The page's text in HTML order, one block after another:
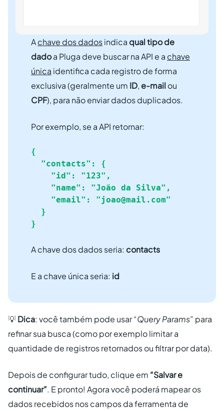
Achave dos dadosindica qual tipo de
dadoa Pluga deve buscar na API e a chave
única identifica cada registro de forma
exclusiva (geralmente um ID, e-mail ou
CPF), para não enviar dados duplicados.
Por exemplo, se a API retornar:
{
    "email": "
joao@mail.com"
}
A chave dos dados seria: contacts
E a chave única seria: id
💡Dica: você também pode usar “Query Params” para
refinar sua busca (como por exemplo limitar a
quantidade de registros retornados ou filtrar por data).
Depois de configurar tudo, clique em “Salvar e
continuar”. E pronto! Agora você poderá mapear os
dados recebidos nos campos da ferramenta de